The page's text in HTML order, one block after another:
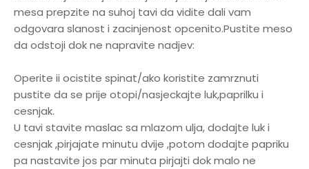
mesa prepzite na suhoj tavi da vidite dali vam
odgovara slanost i zacinjenost opcenito.Pustite meso
da odstoji dok ne napravite nadjev:
Operite ii ocistite spinat/ako koristite zamrznuti
pustite da se prije otopi/nasjeckajte luk,paprilku i
cesnjak.
U tavi stavite maslac sa mlazom ulja, dodajte luk i
cesnjak ,pirjajate minutu dvije ,potom dodajte papriku
pa nastavite jos par minuta pirjajti dok malo ne